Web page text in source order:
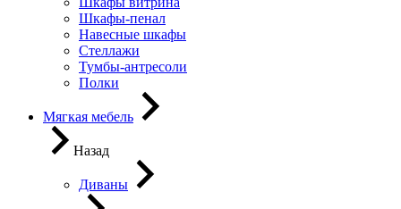
Шкафы-пенал
Навесные шкафы
Стеллажи
Тумбы-антресоли
Полки
Мягкая мебель
Назад
Диваны